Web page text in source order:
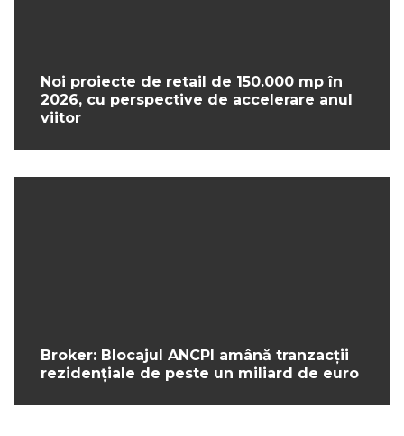
Noi proiecte de retail de 150.000 mp în
2026, cu perspective de accelerare anul
viitor
Broker: Blocajul ANCPI amână tranzacții
rezidențiale de peste un miliard de euro